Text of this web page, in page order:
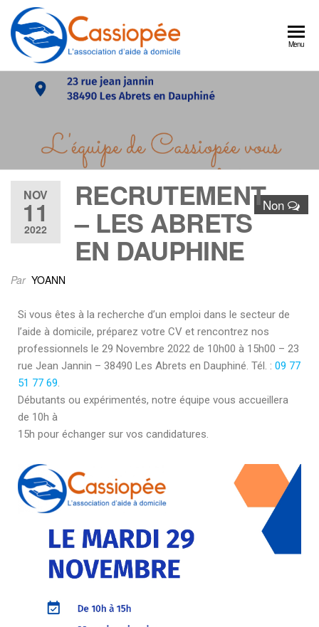
Cassiopée
l'association
d'aide à
quotidien
pour
continuer
chez
vous
Menu
NOV
11
2022
Non
RECRUTEMENT
– LES ABRETS
EN DAUPHINE
Par YOANN
Si vous êtes à la recherche d’un emploi dans le secteur de
l’aide à domicile, préparez votre CV et rencontrez nos
professionnels le 29 Novembre 2022 de 10h00 à 15h00 – 23
rue Jean Jannin – 38490 Les Abrets en Dauphiné. Tél. : 09 77
51 77 69.
Débutants ou expérimentés, notre équipe vous accueillera
de 10h à
15h pour échanger sur vos candidatures.